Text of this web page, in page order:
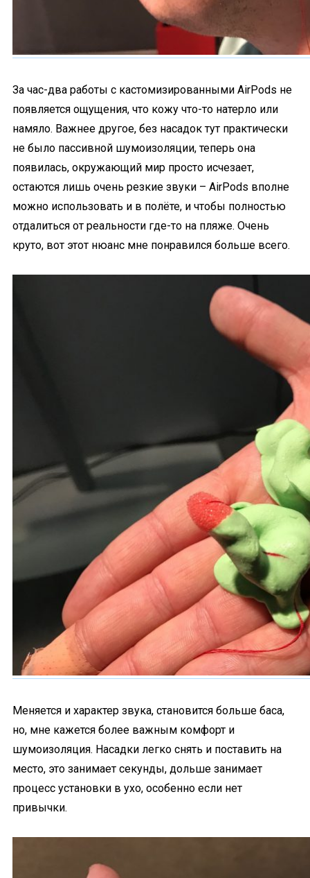
За час-два работы с кастомизированными AirPods не
появляется ощущения, что кожу что-то натерло или
намяло. Важнее другое, без насадок тут практически
не было пассивной шумоизоляции, теперь она
появилась, окружающий мир просто исчезает,
остаются лишь очень резкие звуки – AirPods вполне
можно использовать и в полёте, и чтобы полностью
отдалиться от реальности где-то на пляже. Очень
круто, вот этот нюанс мне понравился больше всего.
Меняется и характер звука, становится больше баса,
но, мне кажется более важным комфорт и
шумоизоляция. Насадки легко снять и поставить на
место, это занимает секунды, дольше занимает
процесс установки в ухо, особенно если нет
привычки.